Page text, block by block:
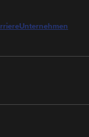
Unternehmen